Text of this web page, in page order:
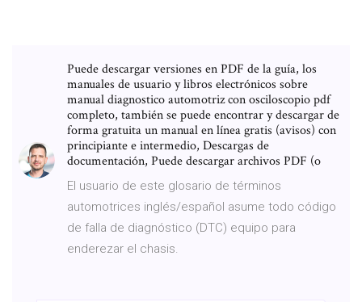
Puede descargar versiones en PDF de la guía, los
manuales de usuario y libros electrónicos sobre
manual diagnostico automotriz con osciloscopio pdf
completo, también se puede encontrar y descargar de
forma gratuita un manual en línea gratis (avisos) con
principiante e intermedio, Descargas de
documentación, Puede descargar archivos PDF (o
El usuario de este glosario de términos
automotrices inglés/español asume todo código
de falla de diagnóstico (DTC) equipo para
enderezar el chasis.